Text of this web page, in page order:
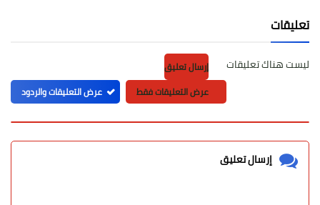
تعليقات
ليست هناك تعليقات
إرسال تعليق
عرض التعليقات فقط
عرض التعليقات والردود
إرسال تعليق